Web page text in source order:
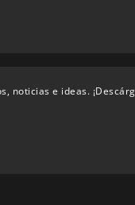
noticias e ideas.